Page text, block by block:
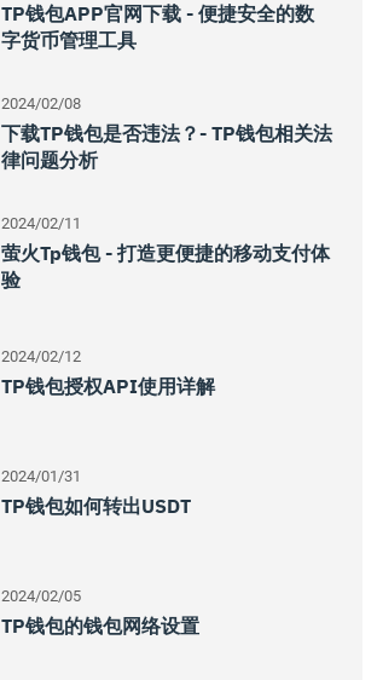
TP钱包APP官网下载 - 便捷安全的数
字货币管理工具
2024/02/08
下载TP钱包是否违法？- TP钱包相关法
律问题分析
2024/02/11
萤火tp钱包 - 打造更便捷的移动支付体
验
2024/02/12
TP钱包授权API使用详解
2024/01/31
TP钱包如何转出USDT
2024/02/05
TP钱包的钱包网络设置